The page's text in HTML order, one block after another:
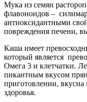
Мука из семян
флавоноидов –
антиоксидантными
повреждения печени,
Каша имеет
который является
Омега 3 и клетчатки.
пикантным вкусом
приготовлении, вкусна
здоровья.